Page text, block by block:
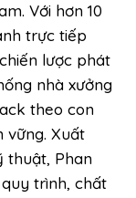
Với hơn 10
trực tiếp
lược phát
nhà xưởng
theo con
vững. Xuất
thuật, Phan
trình, chất